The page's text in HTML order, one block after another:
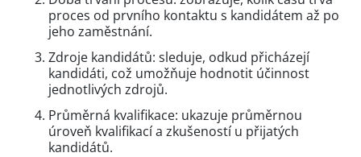
proces od prvního kontaktu s kandidátem až po
jeho zaměstnání.
Zdroje kandidátů: sleduje, odkud přicházejí
kandidáti, což umožňuje hodnotit účinnost
jednotlivých zdrojů.
Průměrná kvalifikace: ukazuje průměrnou
úroveň kvalifikací a zkušeností u přijatých
kandidátů.